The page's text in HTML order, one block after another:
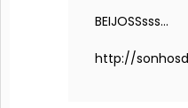
BEIJOSSsss...
http://